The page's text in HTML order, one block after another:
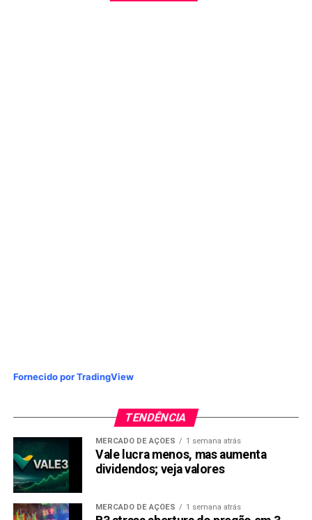
Fornecido por TradingView
TENDÊNCIA
MERCADO DE AÇÕES 1 semana atrás
Vale lucra menos, mas aumenta
dividendos; veja valores
MERCADO DE AÇÕES 1 semana atrás